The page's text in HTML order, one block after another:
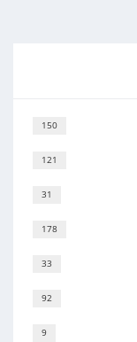
150
121
31
178
33
92
9